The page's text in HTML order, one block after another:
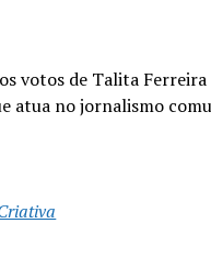
votos de Talita
atua no jornalismo